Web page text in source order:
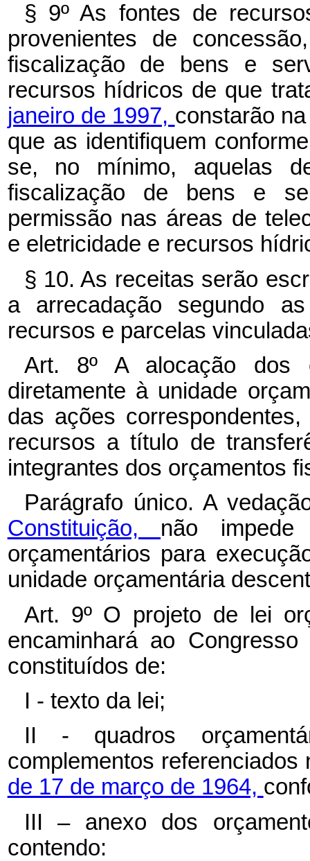
§ 9º As fontes de
provenientes de
fiscalização de bens e
recursos hídricos de que
janeiro de 1997, constarão
que as identifiquem
se, no mínimo, aquelas
fiscalização de bens e
permissão nas áreas de
e eletricidade e recursos
§ 10. As receitas serão
a arrecadação segundo
recursos e parcelas
Art. 8º A alocação dos
diretamente à unidade
das ações
recursos a título de
integrantes dos orçamentos
Parágrafo único. A
Constituição, não impede
orçamentários para
unidade orçamentária
Art. 9º O projeto de lei
encaminhará ao
constituídos de:
I - texto da lei;
II - quadros
complementos
de 17 de março de 1964,
III – anexo dos
contendo: